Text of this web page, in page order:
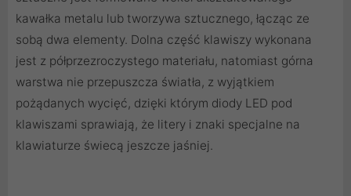
kawałka metalu lub tworzywa sztucznego, łącząc ze
sobą dwa elementy. Dolna część klawiszy wykonana
jest z półprzezroczystego materiału, natomiast górna
warstwa nie przepuszcza światła, z wyjątkiem
pożądanych wycięć, dzięki którym diody LED pod
klawiszami sprawiają, że litery i znaki specjalne na
klawiaturze świecą jeszcze jaśniej.